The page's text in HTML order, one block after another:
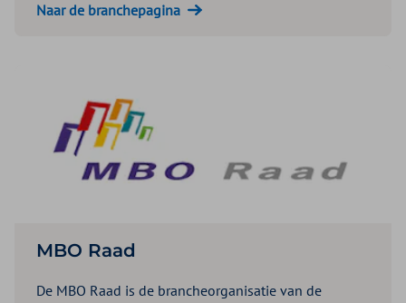
Naar de branchepagina
MBO Raad
De MBO Raad is de brancheorganisatie van de